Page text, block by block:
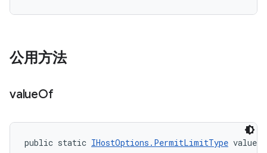
公用方法
valueOf
public static IHostOptions.PermitLimitType